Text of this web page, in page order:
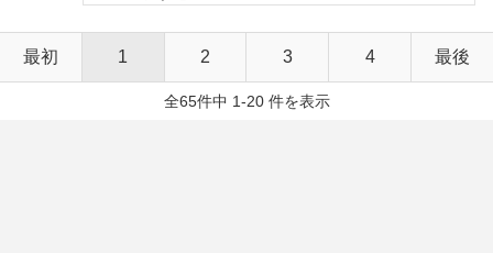
最初 1 2 3 4 最後
全65件中 1-20 件を表示